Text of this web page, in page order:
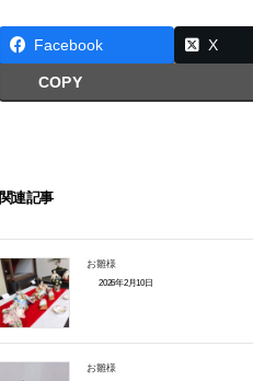
Facebook X
COPY
関連記事
お雛様
2026年2月10日
お雛様